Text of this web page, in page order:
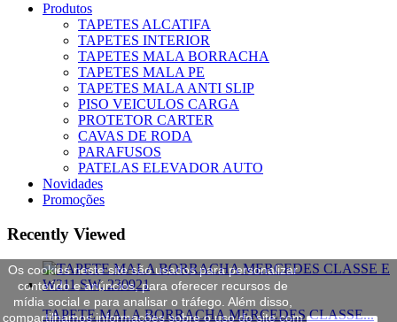
Os cookies neste site são usados para personalizar
conteúdo e anúncios, para oferecer recursos de
mídia social e para analisar o tráfego. Além disso,
compartilhamos informações sobre o uso do site com
Produtos
TAPETES ALCATIFA
TAPETES INTERIOR
TAPETES MALA BORRACHA
TAPETES MALA PE
TAPETES MALA ANTI SLIP
PISO VEICULOS CARGA
PROTETOR CARTER
CAVAS DE RODA
PARAFUSOS
PATELAS ELEVADOR AUTO
Novidades
Promoções
Recently Viewed
TAPETE MALA BORRACHA MERCEDES CLASSE...